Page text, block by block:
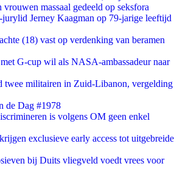
massaal gedeeld op seksfora
jurylid Jerney Kaagman op 79-jarige leeftijd
(18) vast op verdenking van beramen
G-cup wil als NASA-ambassadeur naar
twee militairen in Zuid-Libanon, vergelding
de Dag #1978
is volgens OM geen enkel
exclusieve early access tot uitgebreide
bij Duits vliegveld voedt vrees voor